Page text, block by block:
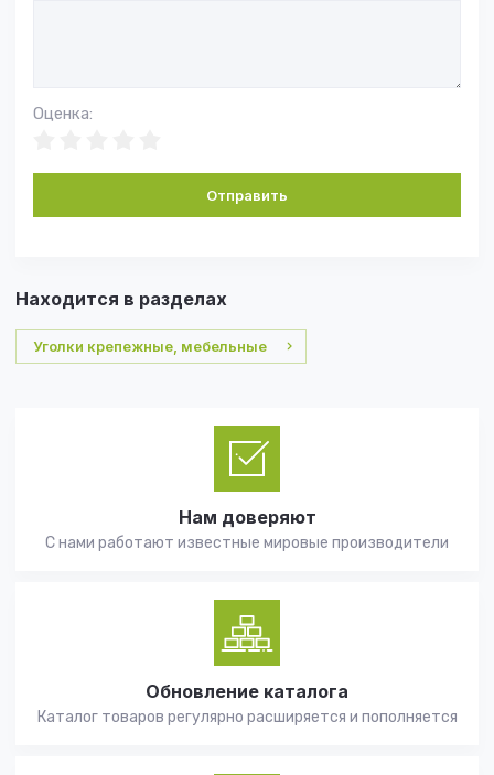
Оценка:
Отправить
Находится в разделах
Уголки крепежные, мебельные
Нам доверяют
С нами работают известные мировые производители
Обновление каталога
Каталог товаров регулярно расширяется и пополняется